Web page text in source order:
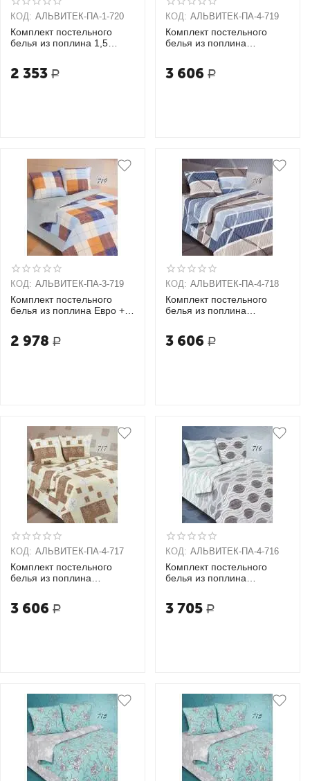
КОД: АЛЬВИТЕК-ПA-1-720
Комплект постельного
белья из поплина 1,5
2 353 Р
КОД: АЛЬВИТЕК-ПA-4-719
Комплект постельного
белья из поплина
3 606 Р
КОД: АЛЬВИТЕК-ПA-3-719
Комплект постельного
белья из поплина Евро + 2
2 978 Р
КОД: АЛЬВИТЕК-ПA-4-718
Комплект постельного
белья из поплина
3 606 Р
КОД: АЛЬВИТЕК-ПA-4-717
Комплект постельного
белья из поплина
3 606 Р
КОД: АЛЬВИТЕК-ПA-4-716
Комплект постельного
белья из поплина
3 705 Р